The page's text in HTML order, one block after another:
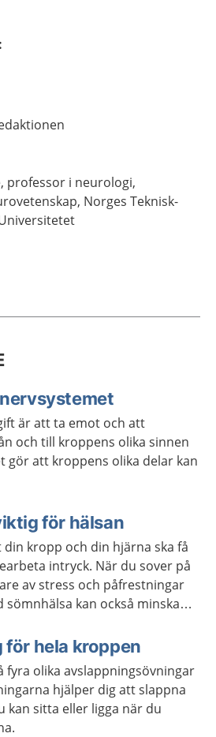
:
professor i neurologi,
Norges Teknisk-
är att ta emot och att
och till kroppens olika sinnen
gör att kroppens olika delar kan
för hälsan
kropp och din hjärna ska få
intryck. När du sover på
av stress och påfrestningar
sömnhälsa kan också minska
för hela kroppen
fyra olika avslappningsövningar
hjälper dig att slappna
kan sitta eller ligga när du